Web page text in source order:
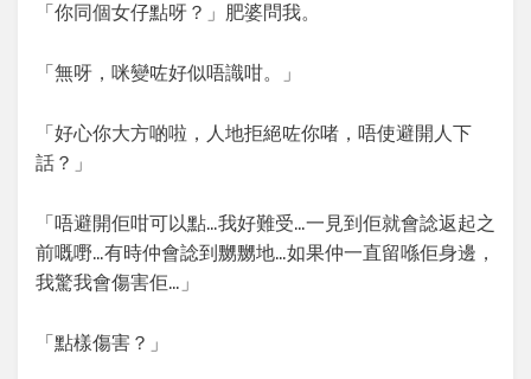
「你同個女仔點呀？」肥婆問我。
「無呀，咪變咗好似唔識咁。」
「好心你大方啲啦，人地拒絕咗你啫，唔使避開人下
話？」
「唔避開佢咁可以點…我好難受…一見到佢就會諗返起之
前嘅嘢…有時仲會諗到嬲嬲地…如果仲一直留喺佢身邊，
我驚我會傷害佢…」
「點樣傷害？」